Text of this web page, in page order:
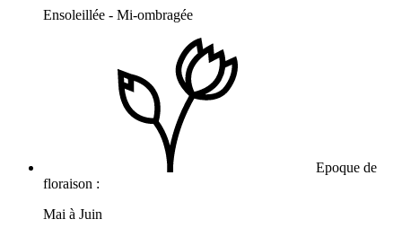
Ensoleillée - Mi-ombragée
Epoque de
floraison :
Mai à Juin